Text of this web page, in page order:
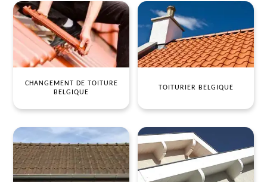
CHANGEMENT DE TOITURE
BELGIQUE
TOITURIER BELGIQUE